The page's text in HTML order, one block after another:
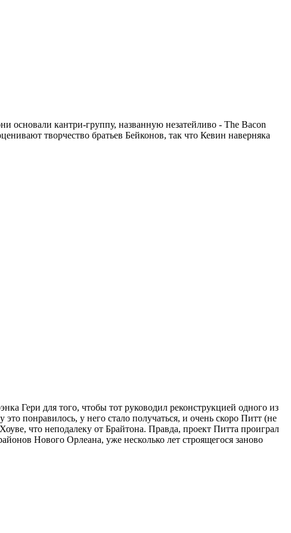
основали кантри-группу, названную незатейливо - The Bacon
творчество братьев Бейконов, так что Кевин наверняка
Гери для того, чтобы тот руководил реконструкцией одного из
понравилось, у него стало получаться, и очень скоро Питт (не
что неподалеку от Брайтона. Правда, проект Питта проиграл
Нового Орлеана, уже несколько лет строящегося заново